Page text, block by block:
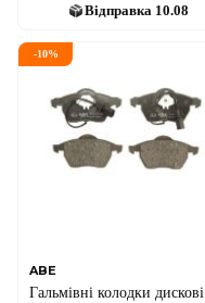
RAM
RAVON
RENAULT
SMART
Відправка 10.08
-10%
ABE
Гальмівні колодки дискові